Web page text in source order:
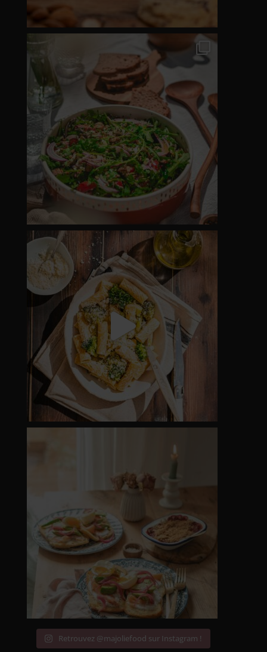
Retrouvez @majoliefood sur Instagram !